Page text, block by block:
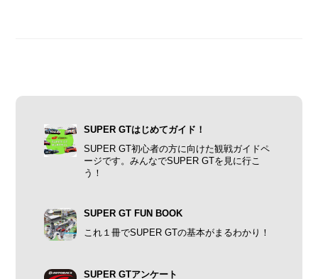
SUPER GTはじめてガイド！
SUPER GT初心者の方に向けた観戦ガイドペ
ージです。みんなでSUPER GTを見に行こ
う！
SUPER GT FUN BOOK
これ１冊でSUPER GTの基本がまるわかり！
SUPER GTアンケート